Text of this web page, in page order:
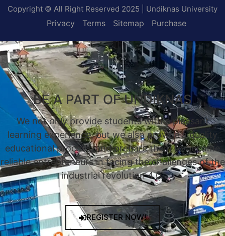
Copyright © All Right Reserved 2025 | Undiknas University
Privacy Terms Sitemap Purchase
BE A PART OF UNDIKNAS
We not only provide students with a pleasant
learning experience, but we also provide a quality
educational process, and prepare them to become
reliable entrepreneurs in facing the challenges of the
industrial revolution 4.0.
REGISTER NOW!